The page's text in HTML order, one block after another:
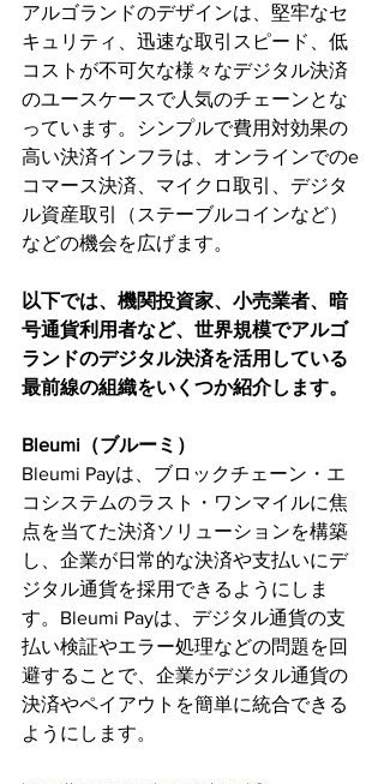
アルゴランドのデザインは、堅牢なセ
キュリティ、迅速な取引スピード、低
コストが不可欠な様々なデジタル決済
のユースケースで人気のチェーンとな
っています。シンプルで費用対効果の
高い決済インフラは、オンラインでのe
コマース決済、マイクロ取引、デジタ
ル資産取引（ステーブルコインなど）
などの機会を広げます。
以下では、機関投資家、小売業者、暗
号通貨利用者など、世界規模でアルゴ
ランドのデジタル決済を活用している
最前線の組織をいくつか紹介します。
Bleumi（ブルーミ）
Bleumi Payは、ブロックチェーン・エ
コシステムのラスト・ワンマイルに焦
点を当てた決済ソリューションを構築
し、企業が日常的な決済や支払いにデ
ジタル通貨を採用できるようにしま
す。Bleumi Payは、デジタル通貨の支
払い検証やエラー処理などの問題を回
避することで、企業がデジタル通貨の
決済やペイアウトを簡単に統合できる
ようにします。